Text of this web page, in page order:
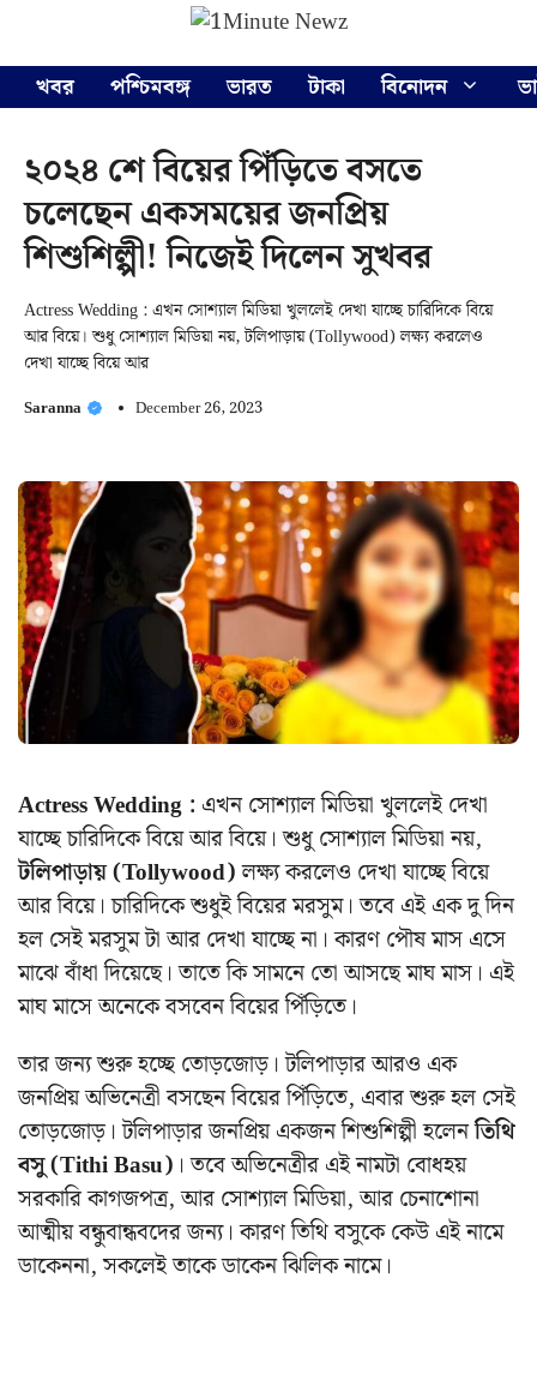
content
খবর
পশ্চিমবঙ্গ ভারত টাকা বিনোদন
২০২৪ শে বিয়ের পিঁড়িতে বসতে
চলেছেন একসময়ের জনপ্রিয়
শিশুশিল্পী! নিজেই দিলেন সুখবর
Actress Wedding : এখন সোশ্যাল মিডিয়া খুললেই দেখা যাচ্ছে চারিদিকে বিয়ে
আর বিয়ে। শুধু সোশ্যাল মিডিয়া নয়, টলিপাড়ায় (Tollywood) লক্ষ্য করলেও
দেখা যাচ্ছে বিয়ে আর
Saranna December 26, 2023
Actress Wedding : এখন সোশ্যাল মিডিয়া খুললেই দেখা
যাচ্ছে চারিদিকে বিয়ে আর বিয়ে। শুধু সোশ্যাল মিডিয়া নয়,
টলিপাড়ায় (Tollywood)লক্ষ্য করলেও দেখা যাচ্ছে বিয়ে
আর বিয়ে। চারিদিকে শুধুই বিয়ের মরসুম। তবে এই এক দু দিন
হল সেই মরসুম টা আর দেখা যাচ্ছে না। কারণ পৌষ মাস এসে
মাঝে বাঁধা দিয়েছে। তাতে কি সামনে তো আসছে মাঘ মাস। এই
মাঘ মাসে অনেকে বসবেন বিয়ের পিঁড়িতে।
তার জন্য শুরু হচ্ছে তোড়জোড়। টলিপাড়ার আরও এক
জনপ্রিয় অভিনেত্রী বসছেন বিয়ের পিঁড়িতে, এবার শুরু হল সেই
তোড়জোড়।টলিপাড়ার জনপ্রিয় একজন শিশুশিল্পী হলেনতিথি
বসু (Tithi Basu) । তবে অভিনেত্রীর এই নামটা বোধহয়
সরকারি কাগজপত্র, আর সোশ্যাল মিডিয়া, আর চেনাশোনা
আত্মীয় বন্ধুবান্ধবদের জন্য।কারণ তিথি বসুকে কেউ এই নামে
ডাকেননা, সকলেই তাকে ডাকেন ঝিলিক নামে।